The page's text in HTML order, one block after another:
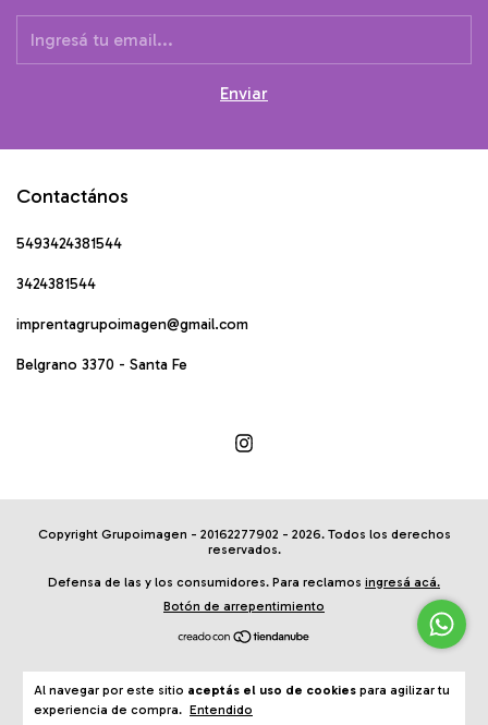
Al navegar por este sitio aceptás el uso de cookies para agilizar tu
experiencia de compra. Entendido
Contactános
5493424381544
3424381544
imprentagrupoimagen@gmail.com
Belgrano 3370 - Santa Fe
Copyright Grupoimagen - 20162277902 - 2026. Todos los derechos
reservados.
Defensa de las y los consumidores. Para reclamos ingresá acá.
Botón de arrepentimiento